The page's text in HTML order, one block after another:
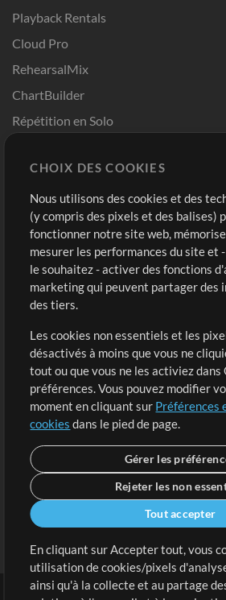
Playback Rentals
Cloud Pro
RehearsalMix
ChartBuilder
Répétition en Solo
Modèles ProPresenter
Sons
Boutique
Acheter des crédits
Contenu gratuit
Demander les pistes
Extras
Sessions
Soumettre votre contenu
Listes de lecture
Conférence MT
CHOIX DES COOKIES
Nous utilisons des cookies et des
(y compris des pixels et des balises)
fonctionner notre site web,
mesurer les performances du site et
le souhaitez - activer des fonctions
marketing qui peuvent partager des
des tiers.
Les cookies non essentiels et les
désactivés à moins que vous ne
tout ou que vous ne les activiez dans
préférences. Vous pouvez modifier
moment en cliquant sur Préférences
cookies dans le pied de page.
Gérer les
Rejeter les non
Tout accepter
En cliquant sur Accepter tout, vous
utilisation de cookies/pixels
ainsi qu'à la collecte et au partage